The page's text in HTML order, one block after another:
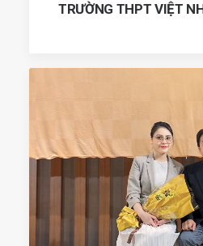
TRƯỜNG THPT VIỆT